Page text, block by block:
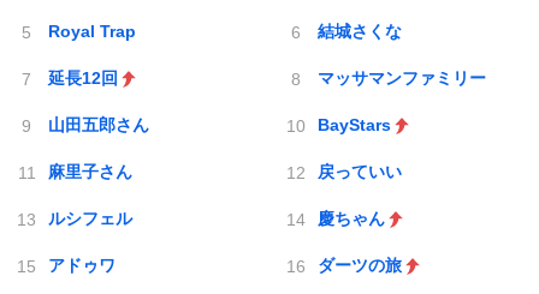
Royal Trap 結城さくな
延長12回 マッサマンファミリー
山田五郎さん BayStars
麻里子さん 戻っていい
ルシフェル 慶ちゃん
アドゥワ ダーツの旅